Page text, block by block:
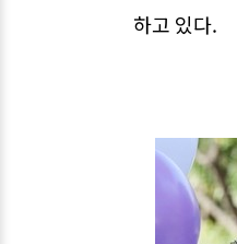
하고 있다.